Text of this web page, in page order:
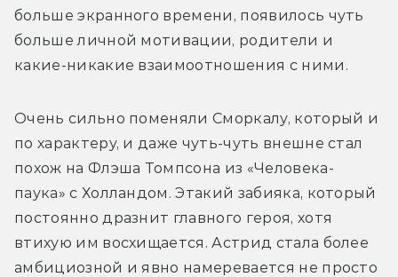
больше экранного времени, появилось чуть
больше личной мотивации, родители и
какие-никакие взаимоотношения с ними.
Очень сильно поменяли Сморкалу, который и
по характеру, и даже чуть-чуть внешне стал
похож на Флэша Томпсона из «Человека-
паука» с Холландом. Этакий забияка, который
постоянно дразнит главного героя, хотя
втихую им восхищается. Астрид стала более
амбициозной и явно намеревается не просто